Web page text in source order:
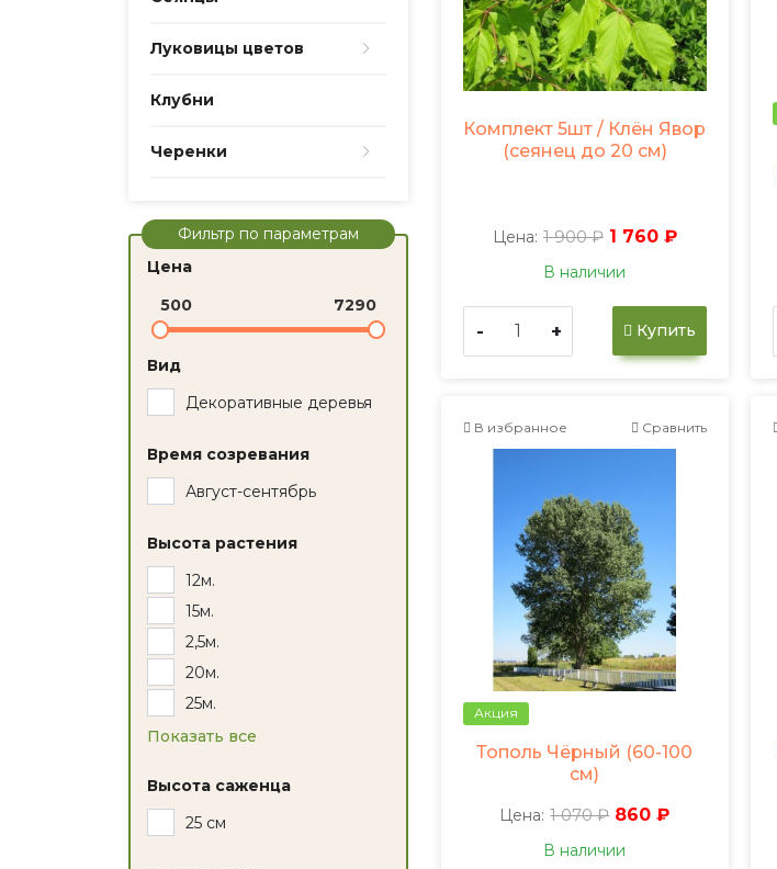
Луковицы цветов
Клубни
Черенки
Фильтр по параметрам
Цена
500
7290
Вид
Декоративные деревья
Время созревания
Август-сентябрь
Высота растения
12м.
15м.
2,5м.
20м.
25м.
Показать все
Высота саженца
25 см
Комплект 5шт / Клён Явор
(сеянец до 20 см)
Цена: 1 900 ₽ 1 760 ₽
В наличии
- + Купить
В избранное Сравнить
Акция
Тополь Чёрный (60-100
см)
Цена: 1 070 ₽ 860 ₽
В наличии